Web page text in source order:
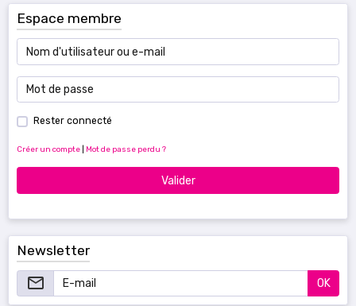
Espace membre
Rester connecté
Créer un compte Mot de passe perdu ?
Valider
Newsletter
OK